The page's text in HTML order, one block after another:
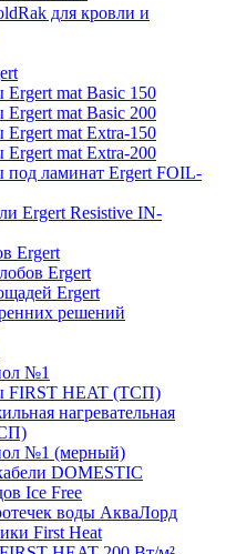
для кровли и
Ergert mat Basic 150
Ergert mat Basic 200
Ergert mat Extra-150
Ergert mat Extra-200
под ламинат Ergert FOIL-
Ergert Resistive IN-
Ergert
Ergert
Ergert
решений
№1
FIRST HEAT (ТСП)
нагревательная
№1 (мерный)
DOMESTIC
Ice Free
воды АкваЛорд
First Heat